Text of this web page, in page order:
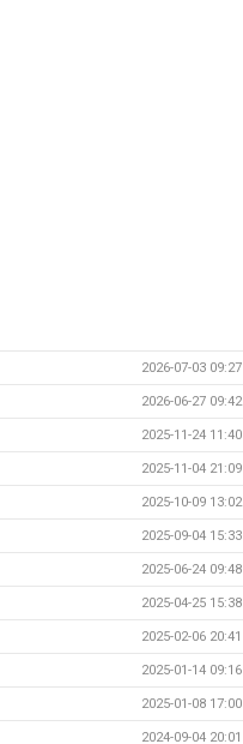
2026-07-03 09:27
2026-06-27 09:42
2025-11-24 11:40
2025-11-04 21:09
2025-10-09 13:02
2025-09-04 15:33
2025-06-24 09:48
2025-04-25 15:38
2025-02-06 20:41
2025-01-14 09:16
2025-01-08 17:00
2024-09-04 20:01